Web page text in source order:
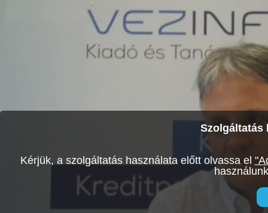
Szolgáltatás
Kérjük, a szolgáltatás használata előtt olvassa el